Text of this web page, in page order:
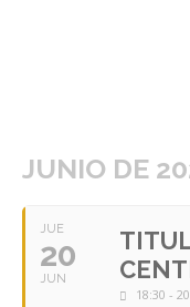
JUNIO DE
JUE
20
JUN
18:30 -